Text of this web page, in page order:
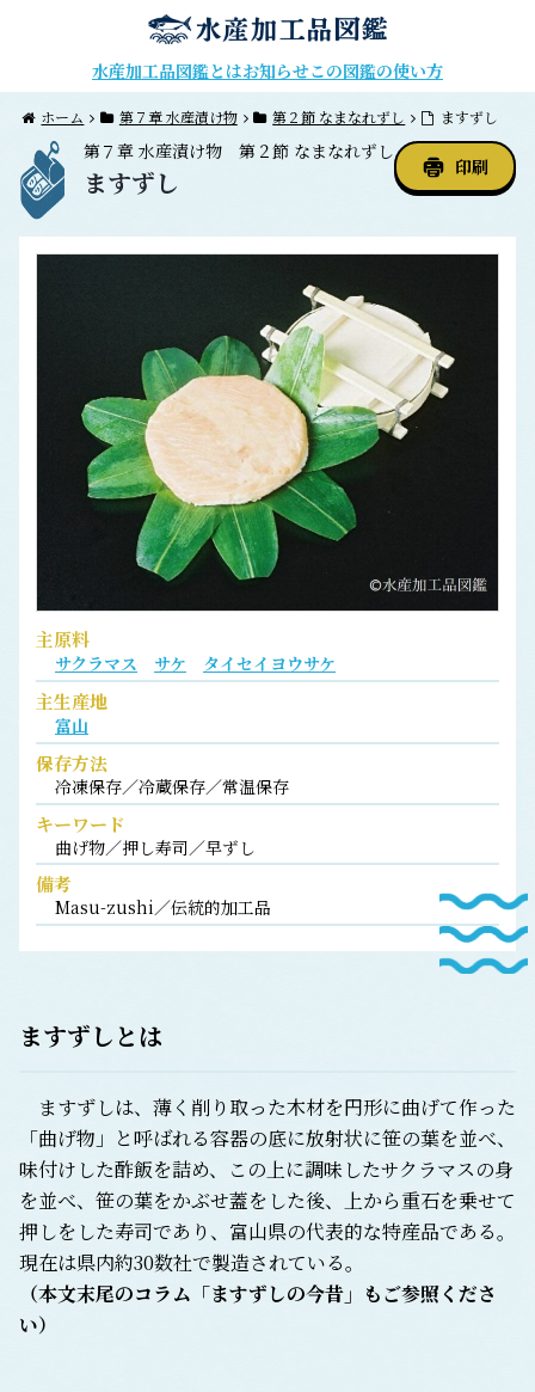
水産加工品図鑑とはお知らせこの図鑑の使い方
ホーム 第７章 水産漬け物 第２節 なまなれずし ますずし
第７章 水産漬け物 第２節 なまなれずし
ますずし 印刷
主原料
サクラマス サケ タイセイヨウサケ
主生産地
富山
保存方法
冷凍保存／冷蔵保存／常温保存
キーワード
曲げ物／押し寿司／早ずし
備考
Masu-zushi／伝統的加工品
ますずしとは
ますずしは、薄く削り取った木材を円形に曲げて作った
「曲げ物」と呼ばれる容器の底に放射状に笹の葉を並べ、
味付けした酢飯を詰め、この上に調味したサクラマスの身
を並べ、笹の葉をかぶせ蓋をした後、上から重石を乗せて
押しをした寿司であり、富山県の代表的な特産品である。
現在は県内約30数社で製造されている。
（本文末尾のコラム「ますずしの今昔」もご参照くださ
い）